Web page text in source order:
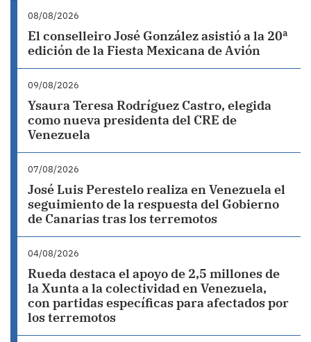
08/08/2026
El conselleiro José González asistió a la 20ª
edición de la Fiesta Mexicana de Avión
09/08/2026
Ysaura Teresa Rodríguez Castro, elegida
como nueva presidenta del CRE de
Venezuela
07/08/2026
José Luis Perestelo realiza en Venezuela el
seguimiento de la respuesta del Gobierno
de Canarias tras los terremotos
04/08/2026
Rueda destaca el apoyo de 2,5 millones de
la Xunta a la colectividad en Venezuela,
con partidas específicas para afectados por
los terremotos